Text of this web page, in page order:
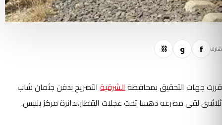
شارك f و ⛓
قررت جهات التحقيق بمحافظةالشرقية التصريح بدفن جثمان شاب
ثلاثينى لقى مصرعه دهسا تحت عجلات القطار،بدائرة مركز بلبيس.